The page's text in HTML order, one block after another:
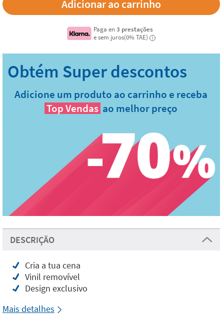
Paga en3 prestações
e sem juros(0% TAE)
i
Adicione um produto ao carrinho e receba
Top Vendas ao melhor preço
DESCRIÇÃO
Cria a tua cena
Vinil removível
Design exclusivo
Mais detalhes